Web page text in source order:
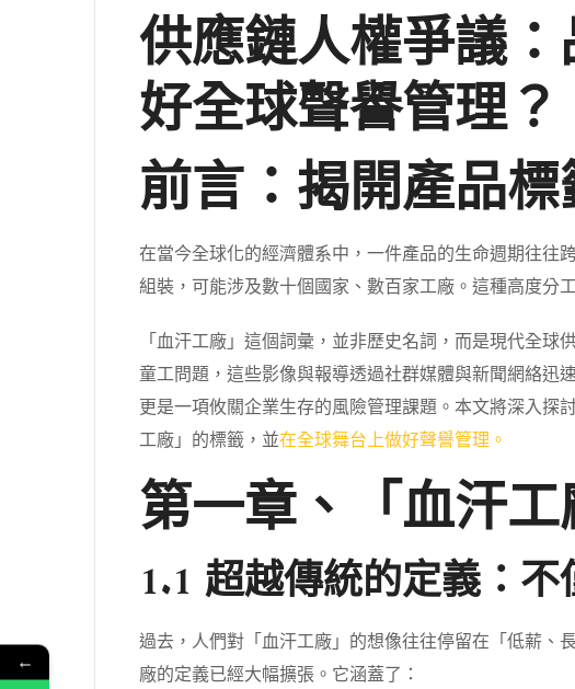
供應鏈人權爭議
好全球聲譽管理？
前言：揭開產品
在當今全球化的經濟體系中，一件產品的生命週期往往
組裝，可能涉及數十個國家、數百家工廠。這種高度分
「血汗工廠」這個詞彙，並非歷史名詞，而是現代全
童工問題，這些影像與報導透過社群媒體與新聞網絡迅
更是一項攸關企業生存的風險管理課題。本文將深入探
工廠」的標籤，並在全球舞台上做好聲譽管理。
第一章、「血汗
1.1 超越傳統的定義：
過去，人們對「血汗工廠」的想像往往停留在「低薪、
廠的定義已經大幅擴張。它涵蓋了：
←